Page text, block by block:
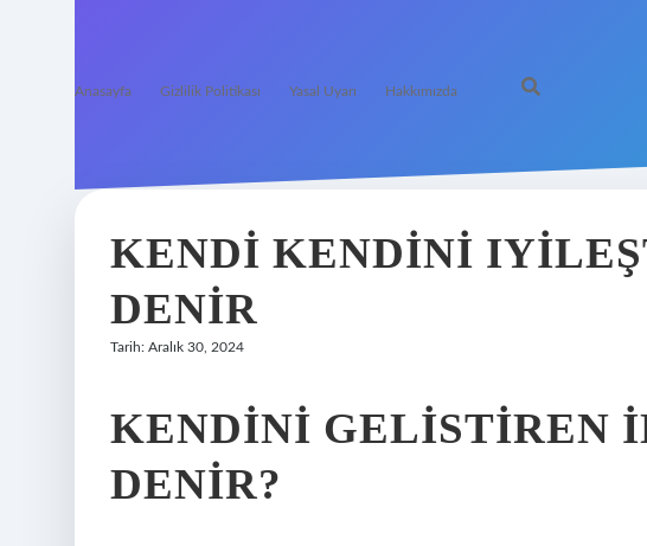
Anasayfa Gizlilik Politikası Yasal Uyarı Hakkımızda
KENDI KENDINI
DENIR
Tarih: Aralık 30, 2024
KENDINI GELISTIREN
DENIR?